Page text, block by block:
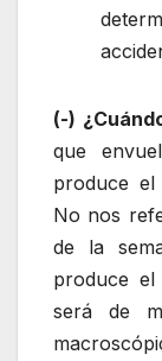
(-)
que
produce el
No nos
de la
produce el
será de